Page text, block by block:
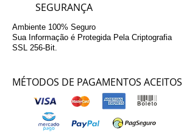
SEGURANÇA
Ambiente 100% Seguro
Sua Informação é Protegida Pela Criptografia
SSL 256-Bit.
MÉTODOS DE PAGAMENTOS ACEITOS